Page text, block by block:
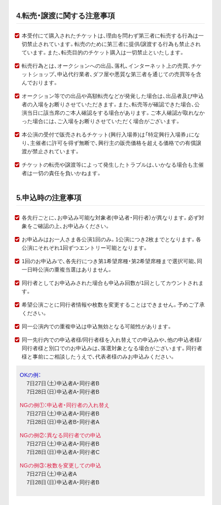
4.転売・譲渡に関する注意事項
本受付にて購入されたチケットは、理由を問わず第三者に転売する行為は一
切禁止されています。転売のために第三者に提供/譲渡する行為も禁止され
ています。また、転売目的のチケット購入は一切禁止といたします。
転売行為とは、オークションへの出品、落札、インターネット上の売買、チケ
ットショップ、申込代行業者、ダフ屋や悪質な第三者を通じての売買等を含
んでおります。
オークション等での出品や高額転売などが発覚した場合は、出品者及び申込
者の入場をお断りさせていただきます。また、転売等が確認できた場合、公
演当日に該当席のご本人確認をする場合があります。ご本人確認が取れなか
った場合には、ご入場をお断りさせていただく場合がございます。
本公演の受付で販売されるチケット(興行入場券)は「特定興行入場券」にな
り、主催者に許可を得ず無断で、興行主の販売価格を超える価格での有償譲
渡が禁止されています。
チケットの転売や譲渡等によって発生したトラブルは、いかなる場合も主催
者は一切の責任を負いかねます。
5.申込時の注意事項
各先行ごとに、お申込み可能な対象者(申込者・同行者）が異なります。必ず対
象をご確認の上、お申込みください。
お申込みはお一人さま各公演1回のみ。1公演につき2枚までとなります。各
公演にそれぞれ1回ずつエントリー可能となります。
1回のお申込みで、各先行につき第1希望席種・第2希望席種まで選択可能、同
一日時公演の重複当選はありません。
同行者としてお申込みされた場合も申込み回数が1回としてカウントされま
す。
希望公演ごとに同行者情報や枚数を変更することはできません。予めご了承
ください。
同一公演内での重複申込は申込無効となる可能性があります。
同一先行内での申込者様/同行者様を入れ替えての申込みや、他の申込者様/
同行者様と別口でのお申込みは、落選対象となる場合がございます。同行者
様と事前にご相談したうえで、代表者様のみお申込みください。
OKの例：
7日27日（土）申込者A・同行者B
7日28日（日）申込者A・同行者B
NGの例①：申込者・同行者の入れ替え
7日27日（土）申込者A・同行者B
7日28日（日）申込者B・同行者A
NGの例②：異なる同行者での申込
7日27日（土）申込者A・同行者B
7日28日（日）申込者A・同行者C
NGの例③：枚数を変更しての申込
7日27日（土）申込者A
7日28日（日）申込者A・同行者B